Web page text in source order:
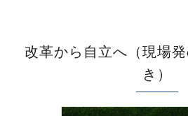
改革から自立へ（現場
き）